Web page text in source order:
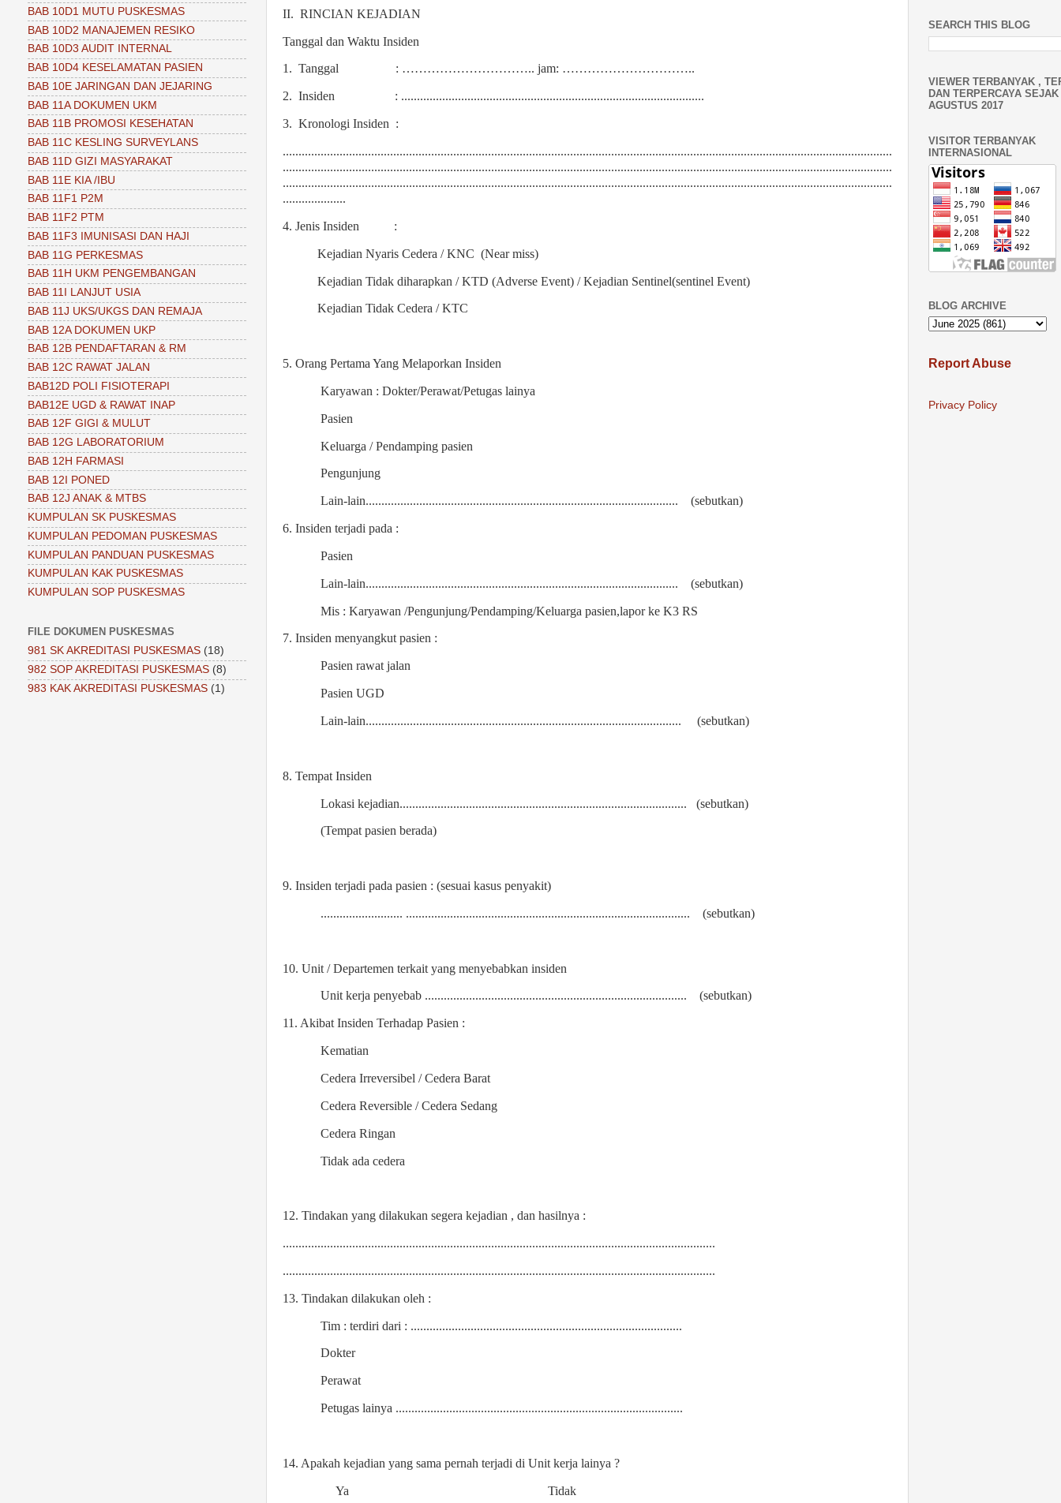
II. RINCIAN KEJADIAN
Tanggal dan Waktu Insiden
1. Tanggal : ………………………….. jam: …………………………..
2. Insiden : ................................................................................................
3. Kronologi Insiden :
.................................................................................................................................................................................................
.................................................................................................................................................................................................
.................................................................................................................................................................................................
....................
4. Jenis Insiden :
Kejadian Nyaris Cedera / KNC (Near miss)
Kejadian Tidak diharapkan / KTD (Adverse Event) / Kejadian Sentinel(sentinel Event)
Kejadian Tidak Cedera / KTC
5. Orang Pertama Yang Melaporkan Insiden
Karyawan : Dokter/Perawat/Petugas lainya
Pasien
Keluarga / Pendamping pasien
Pengunjung
Lain-lain................................................................................................... (sebutkan)
6. Insiden terjadi pada :
Pasien
Lain-lain................................................................................................... (sebutkan)
Mis : Karyawan /Pengunjung/Pendamping/Keluarga pasien,lapor ke K3 RS
7. Insiden menyangkut pasien :
Pasien rawat jalan
Pasien UGD
Lain-lain.................................................................................................... (sebutkan)
8. Tempat Insiden
Lokasi kejadian........................................................................................... (sebutkan)
(Tempat pasien berada)
9. Insiden terjadi pada pasien : (sesuai kasus penyakit)
.......................... .......................................................................................... (sebutkan)
10. Unit / Departemen terkait yang menyebabkan insiden
Unit kerja penyebab ................................................................................... (sebutkan)
11. Akibat Insiden Terhadap Pasien :
Kematian
Cedera Irreversibel / Cedera Barat
Cedera Reversible / Cedera Sedang
Cedera Ringan
Tidak ada cedera
12. Tindakan yang dilakukan segera kejadian , dan hasilnya :
.........................................................................................................................................
.........................................................................................................................................
13. Tindakan dilakukan oleh :
Tim : terdiri dari : ......................................................................................
Dokter
Perawat
Petugas lainya ...........................................................................................
14. Apakah kejadian yang sama pernah terjadi di Unit kerja lainya ?
Ya Tidak
BAB 10D1 MUTU PUSKESMAS
BAB 10D2 MANAJEMEN RESIKO
BAB 10D3 AUDIT INTERNAL
BAB 10D4 KESELAMATAN PASIEN
BAB 10E JARINGAN DAN JEJARING
BAB 11A DOKUMEN UKM
BAB 11B PROMOSI KESEHATAN
BAB 11C KESLING SURVEYLANS
BAB 11D GIZI MASYARAKAT
BAB 11E KIA /IBU
BAB 11F1 P2M
BAB 11F2 PTM
BAB 11F3 IMUNISASI DAN HAJI
BAB 11G PERKESMAS
BAB 11H UKM PENGEMBANGAN
BAB 11I LANJUT USIA
BAB 11J UKS/UKGS DAN REMAJA
BAB 12A DOKUMEN UKP
BAB 12B PENDAFTARAN & RM
BAB 12C RAWAT JALAN
BAB12D POLI FISIOTERAPI
BAB12E UGD & RAWAT INAP
BAB 12F GIGI & MULUT
BAB 12G LABORATORIUM
BAB 12H FARMASI
BAB 12I PONED
BAB 12J ANAK & MTBS
KUMPULAN SK PUSKESMAS
KUMPULAN PEDOMAN PUSKESMAS
KUMPULAN PANDUAN PUSKESMAS
KUMPULAN KAK PUSKESMAS
KUMPULAN SOP PUSKESMAS
FILE DOKUMEN PUSKESMAS
981 SK AKREDITASI PUSKESMAS (18)
982 SOP AKREDITASI PUSKESMAS (8)
983 KAK AKREDITASI PUSKESMAS (1)
SEARCH THIS BLOG
VIEWER TERBANYAK ,
DAN TERPERCAYA SEJAK
AGUSTUS 2017
VISITOR TERBANYAK
INTERNASIONAL
BLOG ARCHIVE
Report Abuse
Privacy Policy